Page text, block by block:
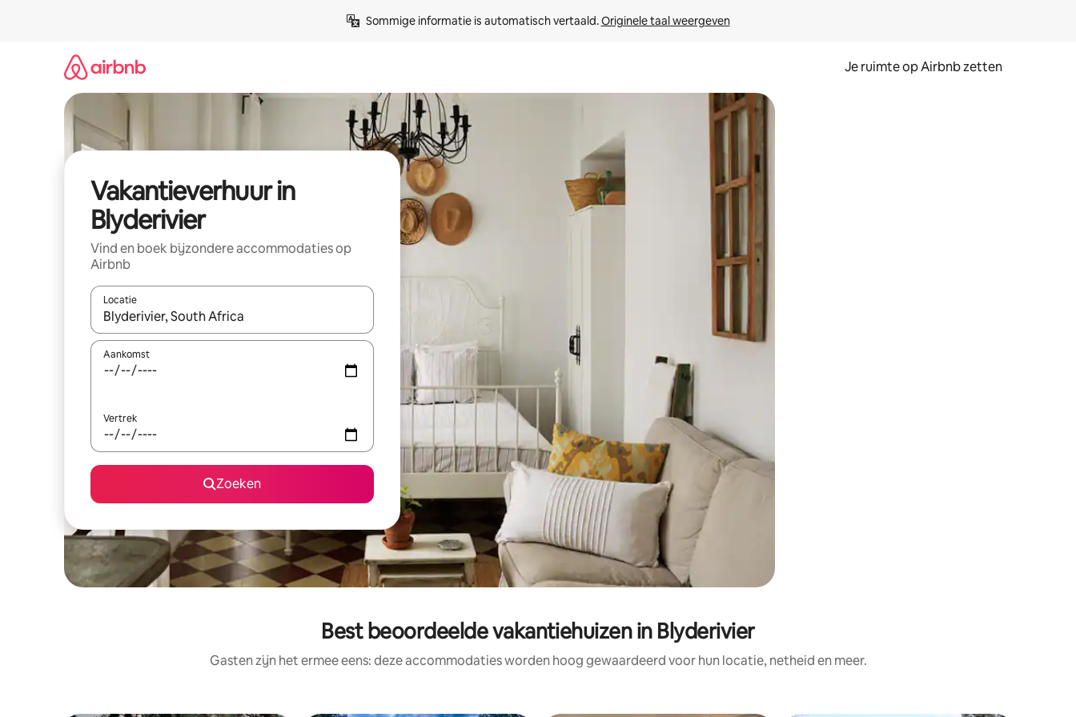
Sommige informatie is automatisch vertaald. Originele taal weergeven
Je ruimte op Airbnb zetten
Vakantieverhuur in
Blyderivier
Vind en boek bijzondere accommodaties op
Airbnb
Locatie
Wanneer er suggesties beschikbaar zijn, maak je een keuze met je de pijltjestoetsen omhoog en omlaag, óf door te tikken of swipen.
Aankomst
Vertrek
Zoeken
Best beoordeelde vakantiehuizen in Blyderivier
Gasten zijn het ermee eens: deze accommodaties worden hoog gewaardeerd voor hun locatie, netheid en meer.